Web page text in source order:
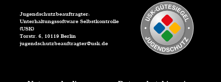
Jugendschutzbeauftragter:
Unterhaltungssoftware Selbstkontrolle
(USK)
Torstr. 6, 10119 Berlin
jugendschutzbeauftragter@usk.de